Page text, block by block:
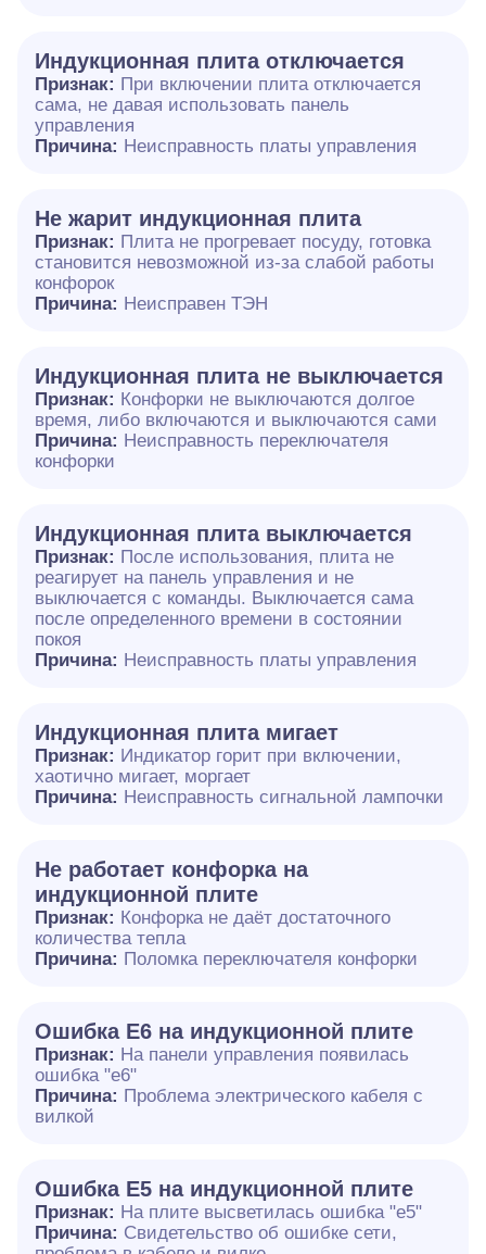
Индукционная плита отключается
Признак: При включении плита отключается
сама, не давая использовать панель
управления
Причина: Неисправность платы управления
Не жарит индукционная плита
Признак: Плита не прогревает посуду, готовка
становится невозможной из-за слабой работы
конфорок
Причина: Неисправен ТЭН
Индукционная плита не выключается
Признак: Конфорки не выключаются долгое
время, либо включаются и выключаются сами
Причина: Неисправность переключателя
конфорки
Индукционная плита выключается
Признак: После использования, плита не
реагирует на панель управления и не
выключается с команды. Выключается сама
после определенного времени в состоянии
покоя
Причина: Неисправность платы управления
Индукционная плита мигает
Признак: Индикатор горит при включении,
хаотично мигает, моргает
Причина: Неисправность сигнальной лампочки
Не работает конфорка на
индукционной плите
Признак: Конфорка не даёт достаточного
количества тепла
Причина: Поломка переключателя конфорки
Ошибка E6 на индукционной плите
Признак: На панели управления появилась
ошибка "e6"
Причина: Проблема электрического кабеля с
вилкой
Ошибка Е5 на индукционной плите
Признак: На плите высветилась ошибка "е5"
Причина: Свидетельство об ошибке сети,